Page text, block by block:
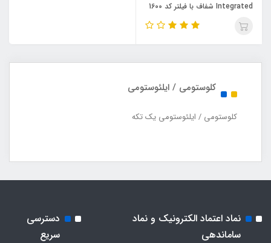
Integrated شفاف با فیلتر کد 1600
Ostupmed
کلوستومی / ایلئوستومی
کلوستومی / ایلئوستومی یک تکه
نماد اعتماد الکترونیک و نماد
ساماندهی
دسترسی
سریع